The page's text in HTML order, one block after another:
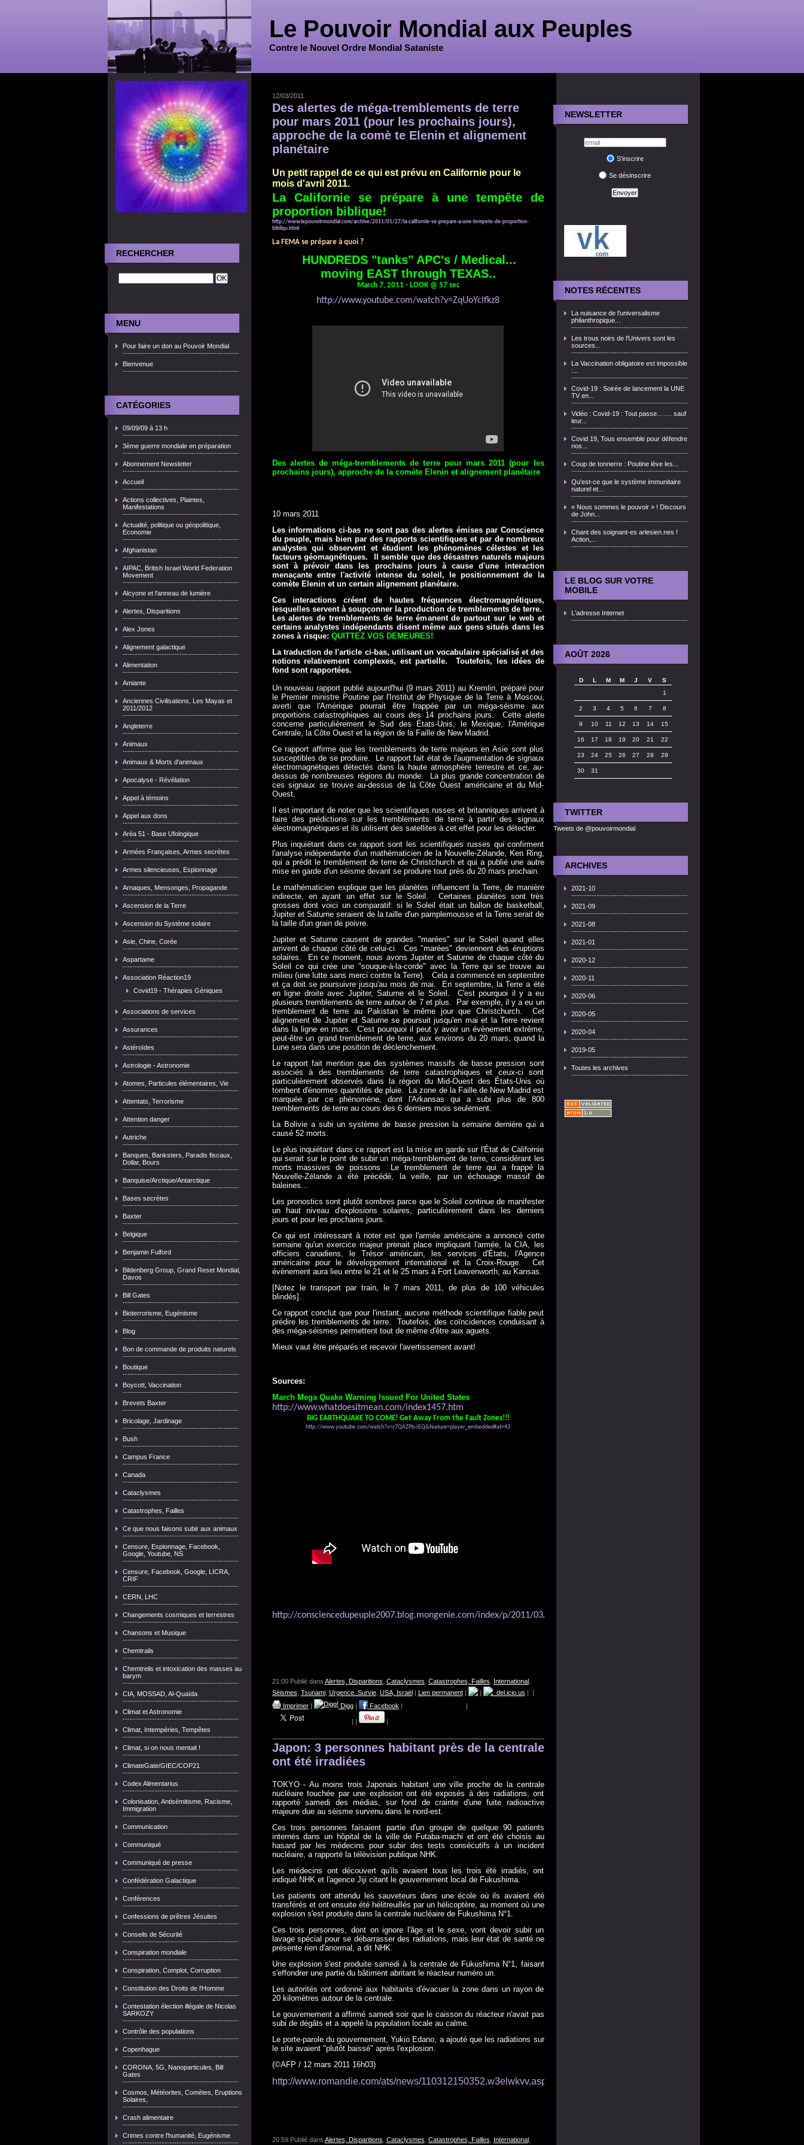
Le Pouvoir Mondial aux Peuples
Contre le Nouvel Ordre Mondial Sataniste
RECHERCHER
MENU
Pour faire un don au Pouvoir Mondial
Bienvenue
CATÉGORIES
09/09/09 à 13 h
3ème guerre mondiale en préparation
Abonnement Newsletter
Accueil
Actions collectives, Plaintes,
Manifestations
Actualité, politique ou géopolitique,
Economie
Afghanistan
AIPAC, British Israel World Federation
Movement
Alcyone et l'anneau de lumière
Alertes, Disparitions
Alex Jones
Alignement galactique
Alimentation
Amiante
Anciennes Civilisations, Les Mayas et
2011/2012
Angleterre
Animaux
Animaux & Morts d'animaux
Apocalyse - Révélation
Appel à témoins
Appel aux dons
Aréa 51 - Base Ufologique
Armées Françaises, Armes secrètes
Armes silencieuses, Espionnage
Arnaques, Mensonges, Propagande
Ascension de la Terre
Ascension du Système solaire
Asie, Chine, Corée
Aspartame
Association Réaction19
Covid19 - Thérapies Géniques
Associations de services
Assurances
Astéroïdes
Astrologie - Astronomie
Atomes, Particules élémentaires, Vie
Attentats, Terrorisme
Attention danger
Autriche
Banques, Banksters, Paradis fiscaux,
Dollar, Bours
Banquise/Arctique/Antarctique
Bases secrètes
Baxter
Belgique
Benjamin Fulford
Bildenberg Group, Grand Reset Mondial,
Davos
Bill Gates
Bioterrorisme, Eugénisme
Blog
Bon de commande de produits naturels
Boutique
Boycott, Vaccination
Brevets Baxter
Bricolage, Jardinage
Bush
Campus France
Canada
Cataclysmes
Catastrophes, Failles
Ce que nous faisons subir aux animaux
Censure, Espionnage, Facebook,
Google, Youtube, NS
Censure, Facebook, Google, LICRA,
CRIF
CERN, LHC
Changements cosmiques et terrestres
Chansons et Musique
Chemtrails
Chemtreils et intoxication des masses au
barym
CIA, MOSSAD, Al-Quaïda
Climat et Astronomie
Climat, Intempéries, Tempêtes
Climat, si on nous mentait !
ClimateGate/GIEC/COP21
Codex Alimentarius
Colonisation, Antisémitisme, Racisme,
Immigration
Communication
Communiqué
Communiqué de presse
Confédération Galactique
Conférences
Confessions de prêtres Jésuites
Conseils de Sécurité
Conspiration mondiale
Conspiration, Complot, Corruption
Constitution des Droits de l'Homme
Contestation élection illégale de Nicolas
SARKOZY
Contrôle des populations
Copenhague
CORONA, 5G, Nanoparticules, Bill
Gates
Cosmos, Météorites, Comètes, Eruptions
Solaires,
Crash alimentaire
Crimes contre l'humanité, Eugénisme
NEWSLETTER
S'inscrire
Se désinscrire
NOTES RÉCENTES
La nuisance de l'universalisme
philanthropique...
Les trous noirs de l'Univers sont les
sources...
La Vaccination obligatoire est impossible
:...
Covid-19 : Soirée de lancement la UNE
TV en...
Vidéo : Covid-19 : Tout passe……. sauf
leur...
Covid 19, Tous ensemble pour défendre
nos...
Coup de tonnerre : Poutine lève les...
Qu'est-ce que le système immunitaire
naturel et...
« Nous sommes le pouvoir » ! Discours
de John...
Chant des soignant-es arlesien.nes !
Action,...
LE BLOG SUR VOTRE
MOBILE
L'adresse Internet
AOÛT 2026
D L M M J V
S
1
2 3 4 5 6 7 8
9 10 11 12 13 14 15
16 17 18 19 20 21 22
23 24 25 26 27 28 29
30 31
TWITTER
Tweets de @pouvoirmondial
ARCHIVES
2021-10
2021-09
2021-08
2021-01
2020-12
2020-11
2020-06
2020-05
2020-04
2019-05
Toutes les archives
12/03/2011
Des alertes de méga-tremblements de terre
pour mars 2011 (pour les prochains jours),
approche de la comè te Elenin et alignement
planétaire
Un petit rappel de ce qui est prévu en Californie pour le
mois d'avril 2011.
La Californie se prépare à une tempête de
proportion biblique!
http://www.lepouvoirmondial.com/archive/2011/01/27/la-californie-se-prepare-a-une-tempete-de-proportion-
bibliqu.html
La FEMA se prépare à quoi ?
HUNDREDS "tanks" APC's / Medical...
moving EAST through TEXAS..
March 7, 2011 - LOOK @ 57 sec
http://www.youtube.com/watch?v=ZqUoYclfkz8
Des alertes de méga-tremblements de terre pour mars 2011 (pour les
prochains jours), approche de la comète Elenin et alignement planétaire
10 mars 2011
Les informations ci-bas ne sont pas des alertes émises par Conscience
du peuple, mais bien par des rapports scientifiques et par de nombreux
analystes qui observent et étudient les phénomènes célestes et les
facteurs géomagnétiques. Il semble que des désastres naturels majeurs
sont à prévoir dans les prochains jours à cause d'une interaction
menaçante entre l'activité intense du soleil, le positionnement de la
comète Elenin et un certain alignement planétaire.
Ces interactions créent de hautes fréquences électromagnétiques,
lesquelles servent à soupçonner la production de tremblements de terre.
Les alertes de tremblements de terre émanent de partout sur le web et
certains analystes indépendants disent même aux gens situés dans les
zones à risque: QUITTEZ VOS DEMEURES!
La traduction de l'article ci-bas, utilisant un vocabulaire spécialisé et des
notions relativement complexes, est partielle. Toutefois, les idées de
fond sont rapportées.
Un nouveau rapport publié aujourd'hui (9 mars 2011) au Kremlin, préparé pour
le Premier ministre Poutine par l'Institut de Physique de la Terre à Moscou,
averti que l'Amérique pourrait être frappée par un méga-séisme aux
proportions catastrophiques au cours des 14 prochains jours. Cette alerte
concerne particulièrement le Sud des États-Unis, le Mexique, l'Amérique
Centrale, la Côte Ouest et la région de la Faille de New Madrid.
Ce rapport affirme que les tremblements de terre majeurs en Asie sont plus
susceptibles de se produire. Le rapport fait état de l'augmentation de signaux
électromagnétiques détectés dans la haute atmosphère terrestre et ce, au-
dessus de nombreuses régions du monde. La plus grande concentration de
ces signaux se trouve au-dessus de la Côte Ouest américaine et du Mid-
Ouest.
Il est important de noter que les scientifiques russes et britanniques arrivent à
faire des prédictions sur les tremblements de terre à partir des signaux
électromagnétiques et ils utilisent des satellites à cet effet pour les détecter.
Plus inquiétant dans ce rapport sont les scientifiques russes qui confirment
l'analyse indépendante d'un mathématicien de la Nouvelle-Zélande, Ken Ring,
qui a prédit le tremblement de terre de Christchurch et qui a publié une autre
mise en garde d'un séisme devant se produire tout près du 20 mars prochain.
Le mathématicien explique que les planètes influencent la Terre, de manière
indirecte, en ayant un effet sur le Soleil. Certaines planètes sont très
grosses dont voici un comparatif: si le Soleil était un ballon de basketball,
Jupiter et Saturne seraient de la taille d'un pamplemousse et la Terre serait de
la taille d'un grain de poivre.
Jupiter et Saturne causent de grandes "marées" sur le Soleil quand elles
arrivent de chaque côté de celui-ci. Ces "marées" deviennent des éruptions
solaires. En ce moment, nous avons Jupiter et Saturne de chaque côté du
Soleil ce qui crée une "souque-à-la-corde" avec la Terre qui se trouve au
milieu (une lutte sans merci contre la Terre). Cela a commencé en septembre
et ça doit se poursuivre jusqu'au mois de mai. En septembre, la Terre a été
en ligne droite avec Jupiter, Saturne et le Soleil. C'est pourquoi il y a eu
plusieurs tremblements de terre autour de 7 et plus. Par exemple, il y a eu un
tremblement de terre au Pakistan le même jour que Christchurch. Cet
alignement de Jupiter et Saturne se poursuit jusqu'en mai et la Terre revient
dans la ligne en mars. C'est pourquoi il peut y avoir un évènement extrême,
peut-être un grand tremblement de terre, aux environs du 20 mars, quand la
Lune sera dans une position de déclenchement.
Le rapport fait mention que des systèmes massifs de basse pression sont
associés à des tremblements de terre catastrophiques et ceux-ci sont
particulièrement observés dans la région du Mid-Ouest des États-Unis où
tombent d'énormes quantités de pluie. La zone de la Faille de New Madrid est
marquée par ce phénomène, dont l'Arkansas qui a subi plus de 800
tremblements de terre au cours des 6 derniers mois seulement.
La Bolivie a subi un système de basse pression la semaine dernière qui a
causé 52 morts.
Le plus inquiétant dans ce rapport est la mise en garde sur l'État de Californie
qui serait sur le point de subir un méga-tremblement de terre, considérant les
morts massives de poissons Le tremblement de terre qui a frappé la
Nouvelle-Zélande a été précédé, la veille, par un échouage massif de
baleines...
Les pronostics sont plutôt sombres parce que le Soleil continue de manifester
un haut niveau d'explosions solaires, particulièrement dans les derniers
jours et pour les prochains jours.
Ce qui est intéressant à noter est que l'armée américaine a annoncé cette
semaine qu'un exercice majeur prenait place impliquant l'armée, la CIA, les
officiers canadiens, le Trésor américain, les services d'États, l'Agence
américaine pour le développement international et la Croix-Rouge. Cet
évènement aura lieu entre le 21 et le 25 mars à Fort Leavenworth, au Kansas.
[Notez le transport par train, le 7 mars 2011, de plus de 100 véhicules
blindés].
Ce rapport conclut que pour l'instant, aucune méthode scientifique fiable peut
prédire les tremblements de terre. Toutefois, des coïncidences conduisant à
des méga-séismes permettent tout de même d'être aux aguets.
Mieux vaut être préparés et recevoir l'avertissement avant!
Sources:
March Mega Quake Warning Issued For United States
http://www.whatdoesitmean.com/index1457.htm
BIG EARTHQUAKE TO COME! Get Away From the Fault Zones!!!
http://www.youtube.com/watch?v=r7QAZPb-IEQ&feature=player_embedded#at=43
http://consciencedupeuple2007.blog.mongenie.com/index/p/2011/03/991022
21:00 Publié dans Alertes, Disparitions Cataclysmes Catastrophes, Failles International,
Séismes Tsunami, Urgence. Survie, USA, Israël| Lien permanent| | del.icio.us |
|
Imprimer| Digg| Facebook | |
| | |
Japon: 3 personnes habitant près de la centrale
ont été irradiées
TOKYO - Au moins trois Japonais habitant une ville proche de la centrale
nucléaire touchée par une explosion ont été exposés à des radiations, ont
rapporté samedi des médias, sur fond de crainte d'une fuite radioactive
majeure due au séisme survenu dans le nord-est.
Ces trois personnes faisaient partie d'un groupe de quelque 90 patients
internés dans un hôpital de la ville de Futaba-machi et ont été choisis au
hasard par les médecins pour subir des tests consécutifs à un incident
nucléaire, a rapporté la télévision publique NHK.
Les médecins ont découvert qu'ils avaient tous les trois été irradiés, ont
indiqué NHK et l'agence Jiji citant le gouvernement local de Fukushima.
Les patients ont attendu les sauveteurs dans une école où ils avaient été
transférés et ont ensuite été hélitreuillés par un hélicoptère, au moment où une
explosion s'est produite dans la centrale nucléaire de Fukushima N°1.
Ces trois personnes, dont on ignore l'âge et le sexe, vont devoir subir un
lavage spécial pour se débarrasser des radiations, mais leur état de santé ne
présente rien d'anormal, a dit NHK.
Une explosion s'est produite samedi à la centrale de Fukushima N°1, faisant
s'effondrer une partie du bâtiment abritant le réacteur numéro un.
Les autorités ont ordonné aux habitants d'évacuer la zone dans un rayon de
20 kilomètres autour de la centrale.
Le gouvernement a affirmé samedi soir que le caisson du réacteur n'avait pas
subi de dégâts et a appelé la population locale au calme.
Le porte-parole du gouvernement, Yukio Edano, a ajouté que les radiations sur
le site avaient "plutôt baissé" après l'explosion.
(©AFP / 12 mars 2011 16h03)
http://www.romandie.com/ats/news/110312150352.w3elwkvv.asp
20:59 Publié dans Alertes, Disparitions Cataclysmes Catastrophes, Failles International,